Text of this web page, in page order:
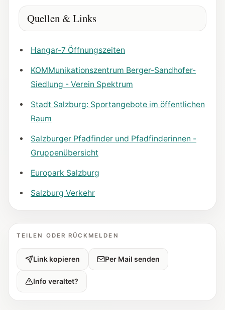
Quellen & Links
Hangar-7 Öffnungszeiten
KOMMunikationszentrum Berger-Sandhofer-
Siedlung - Verein Spektrum
Stadt Salzburg: Sportangebote im öffentlichen
Raum
Salzburger Pfadfinder und Pfadfinderinnen -
Gruppenübersicht
Europark Salzburg
Salzburg Verkehr
TEILEN ODER RÜCKMELDEN
Link kopieren Per Mail senden
Info veraltet?